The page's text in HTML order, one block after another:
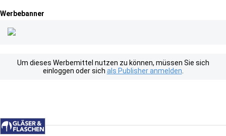
Werbebanner
Um dieses Werbemittel nutzen zu können, müssen Sie sich
einloggen oder sich als Publisher anmelden